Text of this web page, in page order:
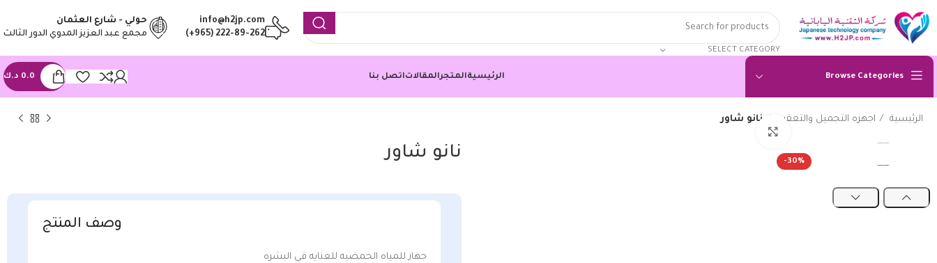
SELECT CATEGORY
info@h2jp.com
(+965) 222-89-262
حولي - شارع العثمان
مجمع عبد العزيز المدوي الدور الثالث
Browse Categories الرئيسيةالمتجرالمقالاتاتصل بنا 0.0 د.ك
الرئيسية اجهزه التجميل والتعقيم نانو شاور
-30% نانو شاور
وصف المنتج
جهاز للمياه الحمضيه للعنايه قي البشره